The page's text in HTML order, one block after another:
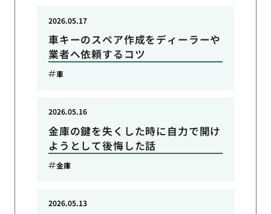
車キーのスペア作成をディーラーや
業者へ依頼するコツ
2026.05.17
車
金庫の鍵を失くした時に自力で開け
ようとして後悔した話
2026.05.16
金庫
2026.05.13